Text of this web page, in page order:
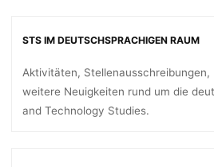
STS IM DEUTSCHSPRACHIGEN RAUM
Aktivitäten, Stellenausschreibungen,
weitere Neuigkeiten rund um die
and Technology Studies.